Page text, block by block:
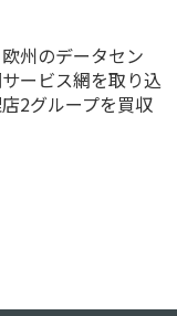
欧州のデータセン
ービス網を取り込
2グループを買収